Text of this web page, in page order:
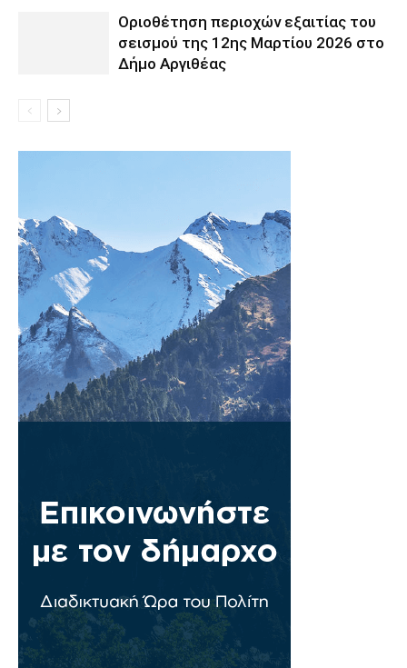
Οριοθέτηση περιοχών εξαιτίας του
σεισμού της 12ης Μαρτίου 2026 στο
Δήμο Αργιθέας